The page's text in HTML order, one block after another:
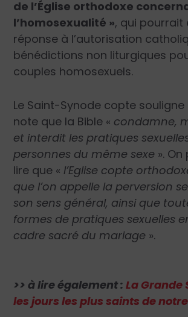
de l’Église orthodoxe
l’homosexualité », qui pourrait
réponse à l’autorisation
bénédictions non liturgiques
couples homosexuels.
Le Saint-Synode copte
note que la Bible « condamne,
et interdit les pratiques
personnes du même sexe ».
lire que « l’Eglise copte
que l’on appelle la perversion
son sens général, ainsi que
formes de pratiques sexuelles
cadre sacré du mariage ».
>> à lire également :La Grande
les jours les plus saints de